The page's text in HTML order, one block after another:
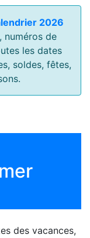
2026
numéros de
les dates
soldes, fêtes,
des vacances,